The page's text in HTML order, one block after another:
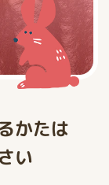
かたは
い